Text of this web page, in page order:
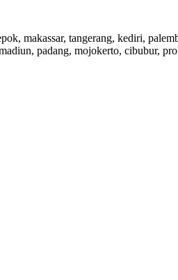
makassar, tangerang, kediri,
padang, mojokerto, cibubur,